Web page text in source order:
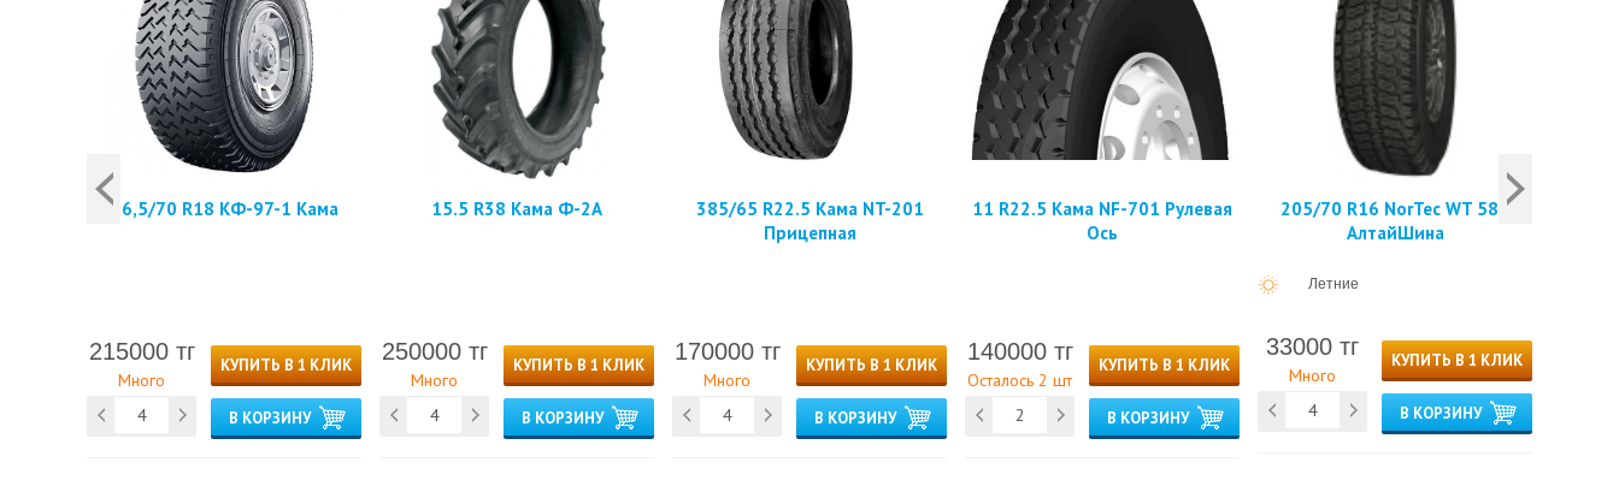
16,5/70 R18 КФ-97-1 Кама
215000 тг
Много
КУПИТЬ В 1 КЛИК
В КОРЗИНУ
15.5 R38 Кама Ф-2А
250000 тг
Много
КУПИТЬ В 1 КЛИК
В КОРЗИНУ
385/65 R22.5 Кама NT-201
Прицепная
170000 тг
Много
КУПИТЬ В 1 КЛИК
В КОРЗИНУ
11 R22.5 Кама NF-701 Рулевая
Ось
140000 тг
Осталось 2 шт
КУПИТЬ В 1 КЛИК
В КОРЗИНУ
205/70 R16 NorTec WT 580
АлтайШина
Летние
33000 тг
Много
КУПИТЬ В 1 КЛИК
В КОРЗИНУ